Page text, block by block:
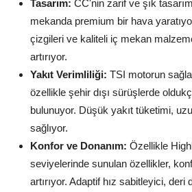
Tasarım: CC'nin zarif ve şık
mekanda premium bir hava
çizgileri ve kaliteli iç mekan
artırıyor.
Yakıt Verimliliği: TSI motorun
özellikle şehir dışı sürüşlerde
bulunuyor. Düşük yakıt tüketimi,
sağlıyor.
Konfor ve Donanım: Özellikle
seviyelerinde sunulan özellikler,
artırıyor. Adaptif hız sabitleyici,